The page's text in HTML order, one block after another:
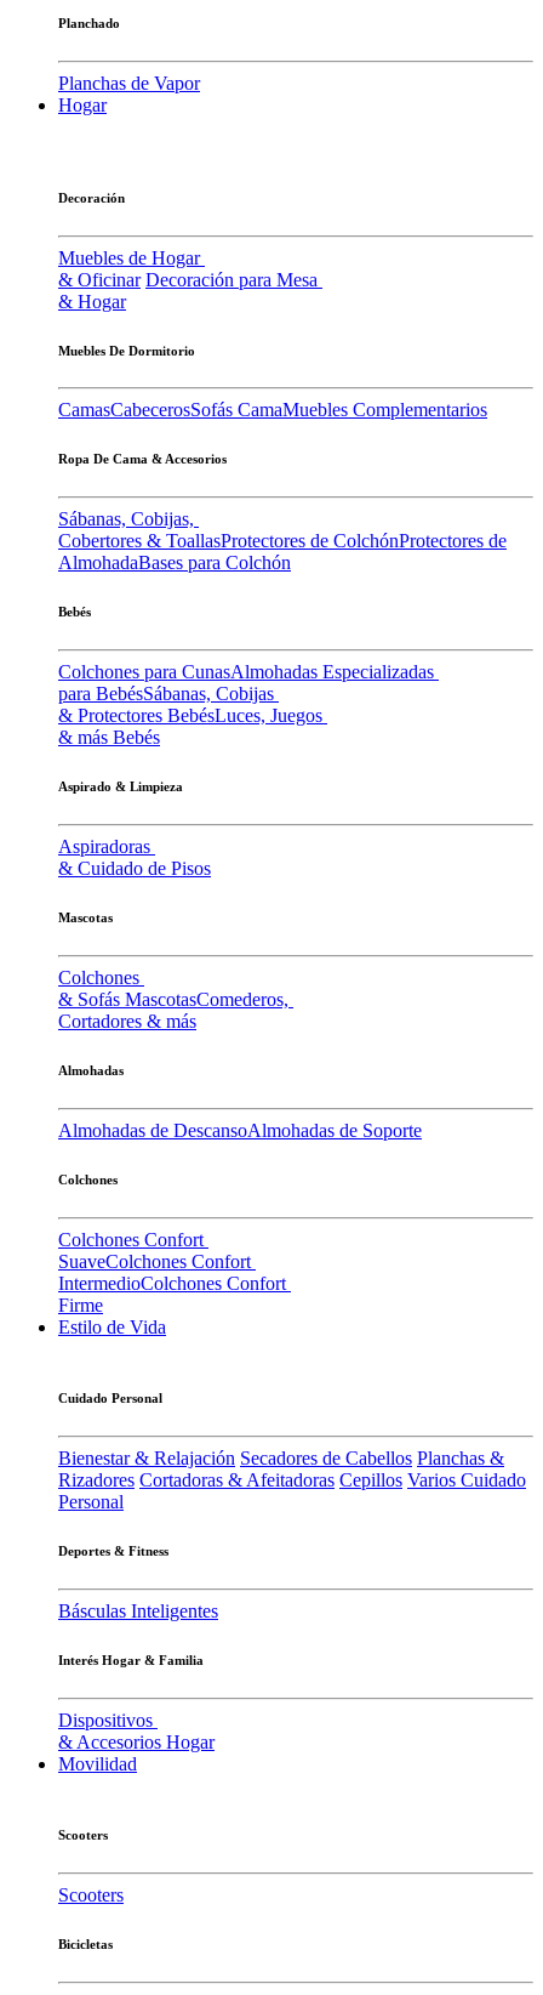
Planchado
Planchas de Vapor
Hogar
Decoración
Muebles de Hogar
& Oficinar Decoración para Mesa
& Hogar
Muebles De Dormitorio
CamasCabecerosSofás CamaMuebles Complementarios
Ropa De Cama & Accesorios
Sábanas, Cobijas,
Cobertores & ToallasProtectores de ColchónProtectores de
AlmohadaBases para Colchón
Bebés
Colchones para CunasAlmohadas Especializadas
para BebésSábanas, Cobijas
& Protectores BebésLuces, Juegos
& más Bebés
Aspirado & Limpieza
Aspiradoras
& Cuidado de Pisos
Mascotas
Colchones
& Sofás MascotasComederos,
Cortadores & más
Almohadas
Almohadas de DescansoAlmohadas de Soporte
Colchones
Colchones Confort
SuaveColchones Confort
IntermedioColchones Confort
Firme
Estilo de Vida
Cuidado Personal
Bienestar & Relajación Secadores de Cabellos Planchas &
Rizadores Cortadoras & Afeitadoras Cepillos Varios Cuidado
Personal
Deportes & Fitness
Básculas Inteligentes
Interés Hogar & Familia
Dispositivos
& Accesorios Hogar
Movilidad
Scooters
Scooters
Bicicletas